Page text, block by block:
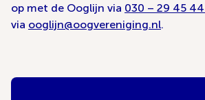
op met de Ooglijn via 030 – 29 45
via ooglijn@oogvereniging.nl.